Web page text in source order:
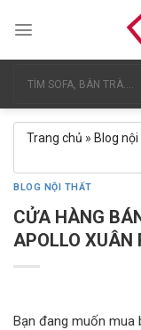
kiếm:
Trang chủ » Blog
BLOG NỘI THẤT
CỬA HÀNG
APOLLO XUÂN
Bạn đang muốn mua